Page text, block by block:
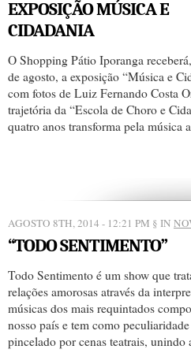
EXPOSIÇÃO MÚSICA E
CIDADANIA
O Shopping Pátio Iporanga
de agosto, a exposição “Música e
com fotos de Luiz Fernando Costa
trajetória da “Escola de Choro e
quatro anos transforma pela música
AGOSTO 8TH, 2014 - 12:21 PM § IN
“TODO SENTIMENTO”
Todo Sentimento é um show que
relações amorosas através da
músicas dos mais requintados
nosso país e tem como
pincelado por cenas teatrais, unindo